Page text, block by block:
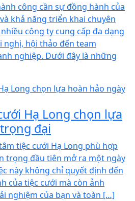
công cần sự đồng hành của
khả năng triển khai chuyên
công ty cung cấp đa dạng
nghị, hội thảo đến team
nghiệp. Dưới đây là những
Hạ Long chọn lựa
đại
tiệc cưới Hạ Long phù hợp
trọng đầu tiên mở ra một ngày
này không chỉ quyết định đến
của tiệc cưới mà còn ảnh
nghiệm của bạn và toàn […]